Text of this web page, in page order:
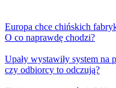
Europa chce chińskich
O co naprawdę chodzi?
Upały wystawiły system na
czy odbiorcy to odczują?